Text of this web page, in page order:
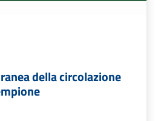
della circolazione